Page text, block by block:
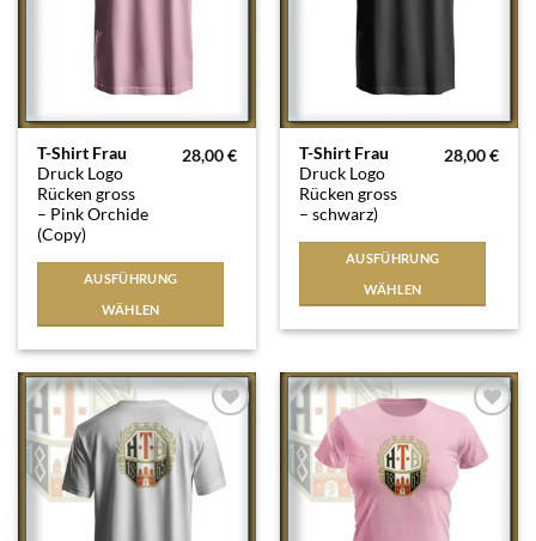
T-Shirt Frau
Druck Logo
Rücken gross
– Pink Orchide
(Copy)
28,00€
AUSFÜHRUNG
WÄHLEN
Dieses
Produkt
weist
mehrere
Optionen
können
auf
Produktseite
gewählt
werden
T-Shirt Frau
Druck Logo
Rücken gross
– schwarz)
28,00€
AUSFÜHRUNG
WÄHLEN
Dieses
Produkt
weist
mehrere
Varianten
Die
Optionen
auf
Produktseite
gewählt
werden
Auf die
Wunschliste
Auf die
Wunschliste